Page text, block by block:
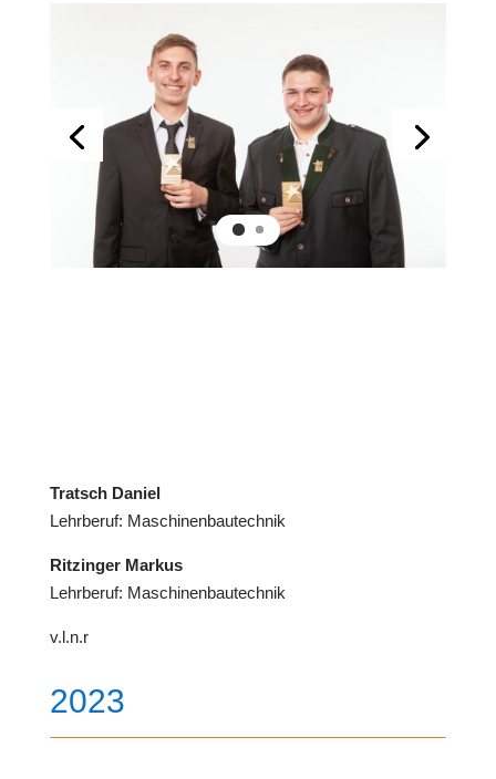
Tratsch Daniel
Lehrberuf: Maschinenbautechnik
Ritzinger Markus
Lehrberuf: Maschinenbautechnik
v.l.n.r
2023